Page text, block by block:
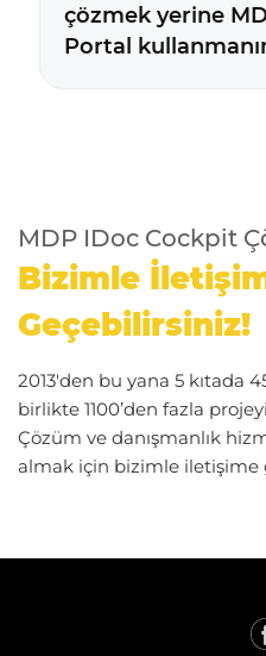
çözmek yerine
Portal
MDP IDoc Cockpit
Bizimle
Geçebilirsiniz!
2013'den bu yana 5 kıtada
birlikte 1100’den fazla
Çözüm ve danışmanlık
almak için bizimle iletişime